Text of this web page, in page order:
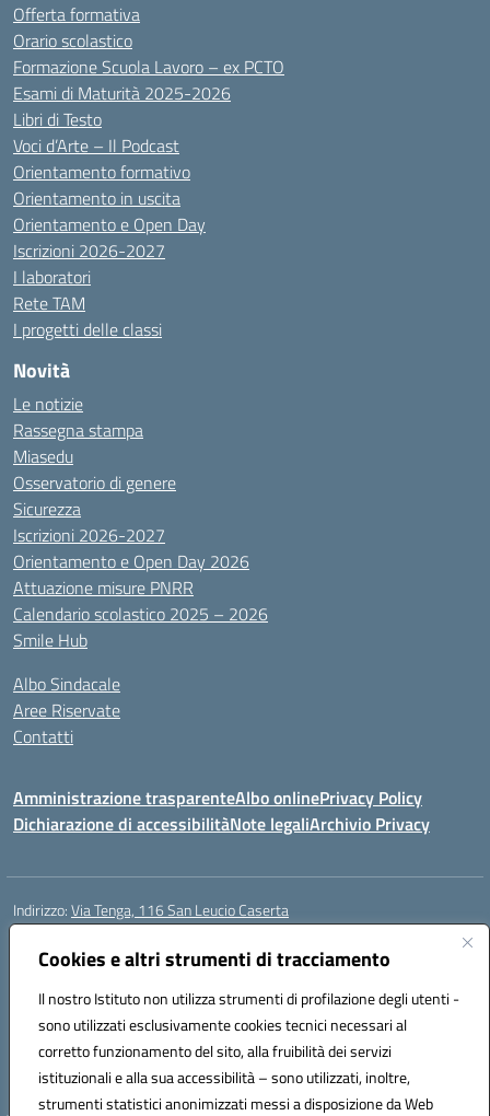
Cookies e altri strumenti di tracciamento
Il nostro Istituto non utilizza strumenti di profilazione degli utenti -
sono utilizzati esclusivamente cookies tecnici necessari al
corretto funzionamento del sito, alla fruibilità dei servizi
istituzionali e alla sua accessibilità – sono utilizzati, inoltre,
strumenti statistici anonimizzati messi a disposizione da Web
Offerta formativa
Orario scolastico
Formazione Scuola Lavoro – ex PCTO
Esami di Maturità 2025-2026
Libri di Testo
Voci d’Arte – Il Podcast
Orientamento formativo
Orientamento in uscita
Orientamento e Open Day
Iscrizioni 2026-2027
I laboratori
Rete TAM
I progetti delle classi
Novità
Le notizie
Rassegna stampa
Miasedu
Osservatorio di genere
Sicurezza
Iscrizioni 2026-2027
Orientamento e Open Day 2026
Attuazione misure PNRR
Calendario scolastico 2025 – 2026
Smile Hub
Albo Sindacale
Aree Riservate
Contatti
Amministrazione trasparenteAlbo onlinePrivacy Policy
Dichiarazione di accessibilitàNote legaliArchivio Privacy
Indirizzo:Via Tenga, 116 San Leucio Caserta
Centralino:
Posta elettronica certificata (PEC):ceis042009@pec.istruzione.it
Codice fiscale: 93098380616
Codice meccanografico:CEIS042009
Codice Indice delle Pubbliche Amministrazioni (IPA): islasleu
Codice unico di fatturazione (CUF): UFLTNX